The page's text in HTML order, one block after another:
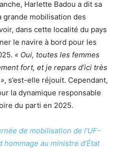
Harlette Badou a dit sa
grande mobilisation des
dans cette localité du pays
le navire à bord pour les
« Oui, toutes les femmes
fort, et je repars d’ici très
, s’est-elle réjouit. Cependant,
la dynamique responsable
du parti en 2025.
de mobilisation de l’UF-
hommage au ministre d’État